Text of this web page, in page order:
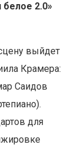
2.0»
выйдет
Крамера:
Саидов
для